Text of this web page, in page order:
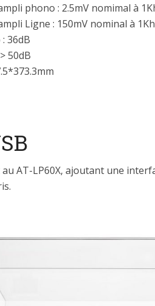
phono : 2.5mV nomimal à
Ligne : 150mV nominal à
36dB
50dB
AT-LP60X, ajoutant une